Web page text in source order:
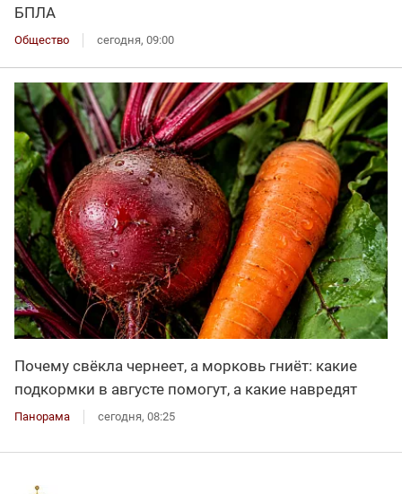
БПЛА
Общество сегодня, 09:00
Почему свёкла чернеет, а морковь гниёт: какие
подкормки в августе помогут, а какие навредят
Панорама сегодня, 08:25